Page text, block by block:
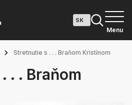
Menu
Stretnutie s . . . Braňom Kristínom
. . Braňom